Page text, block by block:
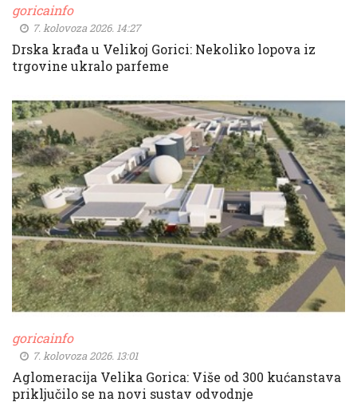
goricainfo
7. kolovoza 2026. 14:27
Drska krađa u Velikoj Gorici: Nekoliko lopova iz
trgovine ukralo parfeme
goricainfo
7. kolovoza 2026. 13:01
Aglomeracija Velika Gorica: Više od 300 kućanstava
priključilo se na novi sustav odvodnje